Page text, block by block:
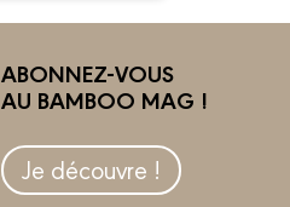
ABONNEZ-VOUS
AU BAMBOO MAG !
Je découvre !